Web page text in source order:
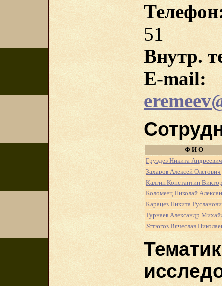
51
Внутр.
E-mail:
Ф И О
Груздев Никита Андреевич
Захаров Алексей Олегович
Калгин Константин
Коломеец Николай
Карацев Никита
Турнаев Александр
Устюгов Вячеслав